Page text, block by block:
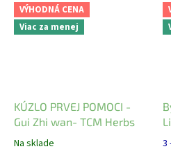
VÝHODNÁ CENA
Viac za menej
KÚZLO PRVEJ POMOCI -
Gui Zhi wan- TCM Herbs
Na sklade 3